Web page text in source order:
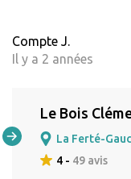
Compte J.
Il y a 2 années
Le Bois
La Ferté-
4 - 49 avis